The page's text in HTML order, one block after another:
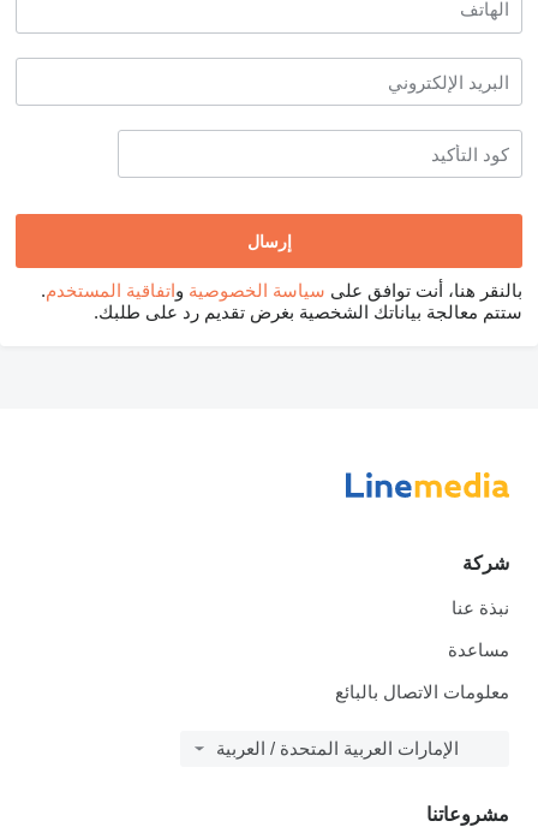
بالنقر هنا، أنت توافق على سياسة الخصوصية واتفاقية المستخدم.
ستتم معالجة بياناتك الشخصية بغرض تقديم رد على طلبك.
شركة
نبذة عنا
مساعدة
معلومات الاتصال بالبائع
الإمارات العربية المتحدة / العربية
مشروعاتنا